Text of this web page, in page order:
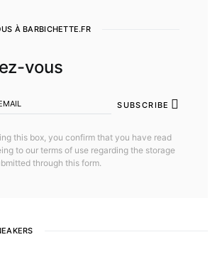
À BARBICHETTE.FR
vous
SUBSCRIBE
this box, you confirm that you have read
to our terms of use regarding the storage
through this form.